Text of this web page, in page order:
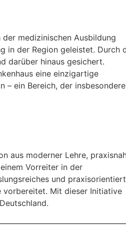
medizinischen Ausbildung
in der Region geleistet. Durch
darüber hinaus gesichert.
eine einzigartige
– ein Bereich, der insbesondere
aus moderner Lehre,
Vorreiter in der
und
vorbereitet. Mit dieser Initiative